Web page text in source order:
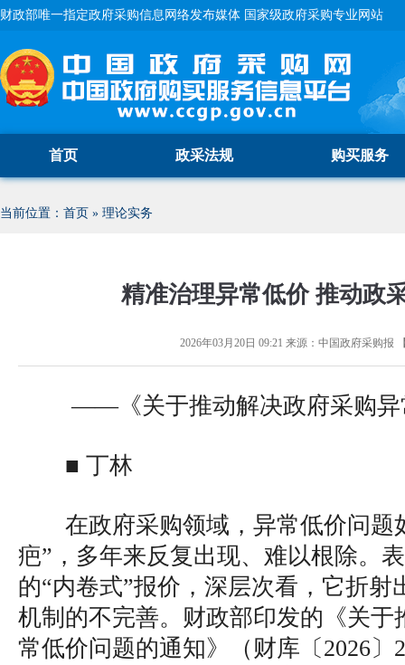
财政部唯一指定政府采购信息网络发布媒体 国家级政府采购专业网站
首页 政采法规 购买服务
当前位置： 首页 » 理论实务
精准治理异常低价 推动政
2026年03月20日 09:21 来源： 中国政府采购报
——《关于推动解决政府采购异
■ 丁林
在政府采购领域，异常低价问题
疤”，多年来反复出现、难以根除。
的“内卷式”报价，深层次看，它折射
机制的不完善。财政部印发的《关于
常低价问题的通知》（财库〔2026〕